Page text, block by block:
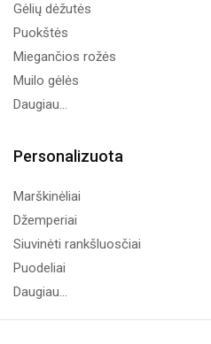
Gėlių dėžutės
Puokštės
Miegančios rožės
Muilo gėlės
Daugiau...
Personalizuota
Marškinėliai
Džemperiai
Siuvinėti rankšluosčiai
Puodeliai
Daugiau...